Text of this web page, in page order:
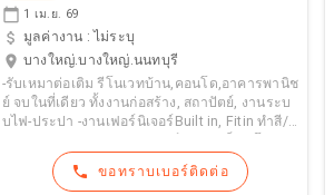
ระมาณในการก่อสร้าง ก่อนทำงานจริง (ประเมินร
าคา และ กำหนด Spec วัสดุที่ต้องการ) หมายเหตุ :
1.ไม่มีการเรียกเก็บเงินใดๆ ในกรณีวางงบประมา
ณ และะ ประเมินราคาในการก่อสร้างแล้ว สามาร
ถทำงานจริงได้ (เข้าทำใบสั่งจองงาน) 2.ในกรณี ยัง
ไม่รู้งบประมาณ วางค่าเดินทาง และค่าสำรวจ เบื้
องต้น 3,000-5,000 บ. และขอเรียกเก็บคืนได้ เมื่อต
H.C.U-RENOVATION [ข้อความถูกปิดไว้]
ามถูกปิดไว้]
[ข้อความถูกปิดไว้]
[ข้อความถูกปิดไว้]
calendar_today 1 เม.ย. 69
attach_money มูลค่างาน :ไม่ระบุ
location_on บางใหญ่.บางใหญ่.นนทบุรี
-รับเหมาต่อเติม รีโนเวทบ้าน,คอนโด,อาคารพานิช
ย์ จบในที่เดียว ทั้งงานก่อสร้าง, สถาปัตย์, งานระบ
บไฟ-ประปา -งานเฟอร์นิเจอร์Built in, Fitin ทำสี/ง
[ข้อความถูกปิดไว้]
[ข้อความถูกปิดไว้]
e : bbbbbmmmmmj
phone ขอทราบเบอร์ติดต่อ